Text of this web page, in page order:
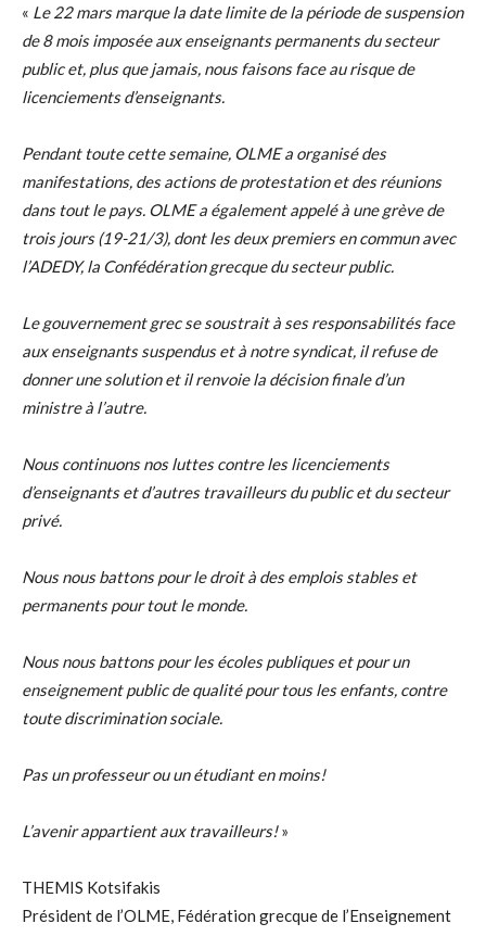
« Le 22 mars marque la date limite de la période de suspension
de 8 mois imposée aux enseignants permanents du secteur
public et, plus que jamais, nous faisons face au risque de
licenciements d’enseignants.
Pendant toute cette semaine, OLME a organisé des
manifestations, des actions de protestation et des réunions
dans tout le pays. OLME a également appelé à une grève de
trois jours (19-21/3), dont les deux premiers en commun avec
l’ADEDY, la Confédération grecque du secteur public.
Le gouvernement grec se soustrait à ses responsabilités face
aux enseignants suspendus et à notre syndicat, il refuse de
donner une solution et il renvoie la décision finale d’un
ministre à l’autre.
Nous continuons nos luttes contre les licenciements
d’enseignants et d’autres travailleurs du public et du secteur
privé.
Nous nous battons pour le droit à des emplois stables et
permanents pour tout le monde.
Nous nous battons pour les écoles publiques et pour un
enseignement public de qualité pour tous les enfants, contre
toute discrimination sociale.
Pas un professeur ou un étudiant en moins!
L’avenir appartient aux travailleurs!»
THEMIS Kotsifakis
Président de l’OLME, Fédération grecque de l’Enseignement